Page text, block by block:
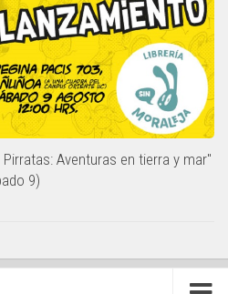
Pirratas: Aventuras en tierra y mar"
9)